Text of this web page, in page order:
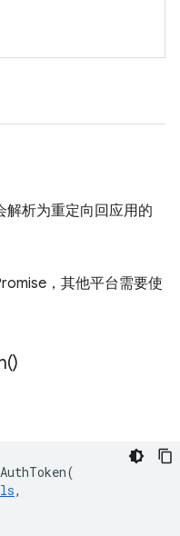
解析为重定向回应用的
，其他平台需要使
)
(
,